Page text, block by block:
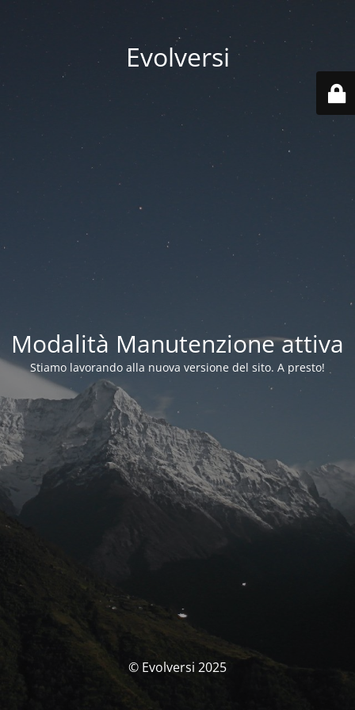
Evolversi
Modalità Manutenzione attiva
Stiamo lavorando alla nuova versione del sito. A presto!
© Evolversi 2025